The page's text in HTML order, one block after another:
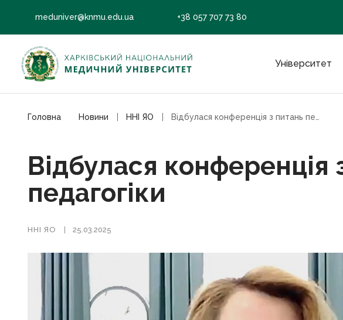
meduniver@knmu.edu.ua +38 057 707 73 80
Університет
Головна Новини ННІ ЯО
Відбулася конференція
педагогіки
ННІ ЯО 25.03.2025